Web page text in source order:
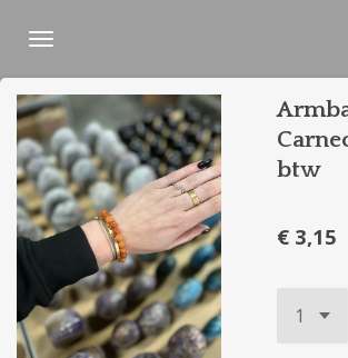
direct
naar
de
hoofdinhoud
btw
€ 3,15